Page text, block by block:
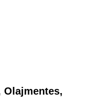
Olajmentes,